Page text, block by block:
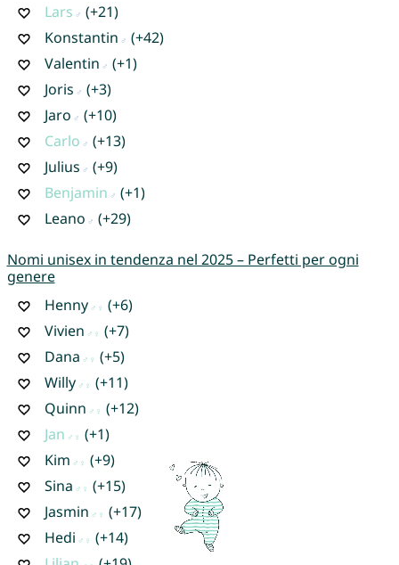
Lars
(+21)
Konstantin
(+42)
Valentin
(+1)
Joris
(+3)
Jaro
(+10)
Carlo
(+13)
Julius
(+9)
Benjamin
(+1)
Leano
(+29)
Nomi unisex in tendenza nel 2025 – Perfetti per ogni
genere
Henny
(+6)
Vivien
(+7)
Dana
(+5)
Willy
(+11)
Quinn
(+12)
Jan
(+1)
Kim
(+9)
Sina
(+15)
Jasmin
(+17)
Hedi
(+14)